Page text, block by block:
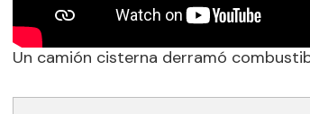
Un camión cisterna derramó